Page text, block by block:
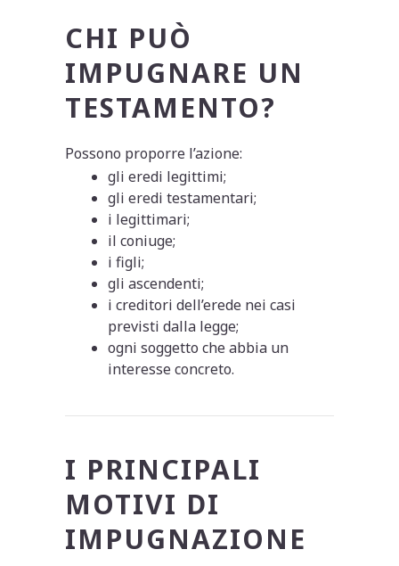
CHI PUÒ
IMPUGNARE UN
TESTAMENTO?
Possono proporre l’azione:
gli eredi legittimi;
gli eredi testamentari;
i legittimari;
il coniuge;
i figli;
gli ascendenti;
i creditori dell’erede nei casi
previsti dalla legge;
ogni soggetto che abbia un
interesse concreto.
I PRINCIPALI
MOTIVI DI
IMPUGNAZIONE